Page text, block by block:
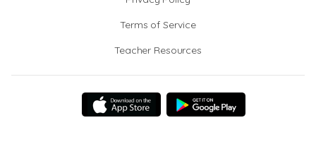
Terms of Service
Teacher Resources